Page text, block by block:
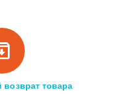
товара